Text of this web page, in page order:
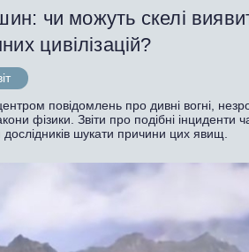
чи можуть скелі
цивілізацій?
повідомлень про дивні вогні,
фізики. Звіти про подібні інциденти
шукати причини цих явищ.